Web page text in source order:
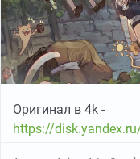
Оригинал в 4k -
https://